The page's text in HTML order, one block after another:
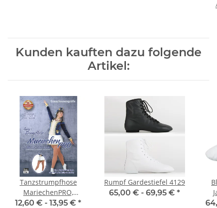
Kunden kauften dazu folgende
Artikel:
Tanzstrumpfhose
MariechenPRO,
Erwachsenengrößen,
12,60 € - 13,95 € *
Rumpf Gardestiefel 4129
65,00 € - 69,95 € *